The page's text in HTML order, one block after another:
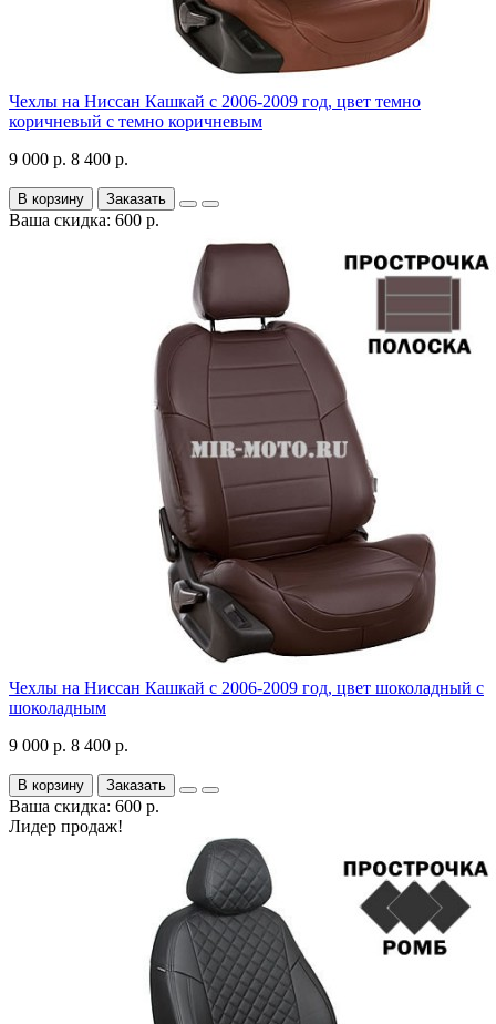
Чехлы на Ниссан Кашкай с 2006-2009 год, цвет темно
коричневый с темно коричневым
9 000 р. 8 400 р.
В корзину Заказать
Ваша скидка: 600 р.
Чехлы на Ниссан Кашкай с 2006-2009 год, цвет шоколадный с
шоколадным
9 000 р. 8 400 р.
В корзину Заказать
Ваша скидка: 600 р.
Лидер продаж!